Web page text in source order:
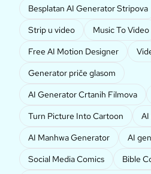
Besplatan AI Generator Stripova
Strip u video
Music To Video
Free AI Motion Designer
Generator priče glasom
AI Generator Crtanih Filmova
Turn Picture Into Cartoon
AI Manhwa Generator
AI
Social Media Comics
Bible